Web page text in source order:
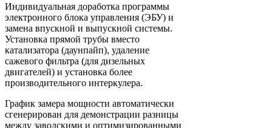
Индивидуальная доработка программы
электронного блока управления (ЭБУ) и
замена впускной и выпускной системы.
Установка прямой трубы вместо
катализатора (даунпайп), удаление
сажевого фильтра (для дизельных
двигателей) и установка более
производительного интеркулера.
График замера мощности автоматически
сгенерирован для демонстрации разницы
между заводскими и оптимизированными